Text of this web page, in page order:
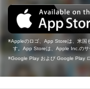
Appleのロゴ、App Storeは、米国
す。App Storeは、Apple Inc.のサ
Google Play および Google Play